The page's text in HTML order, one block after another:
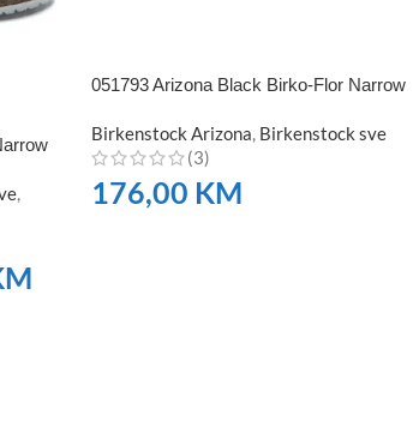
,
051793 Arizona Black Birko-Flor Narrow
Birkenstock Arizona, Birkenstock sve
(3)
176,00 KM